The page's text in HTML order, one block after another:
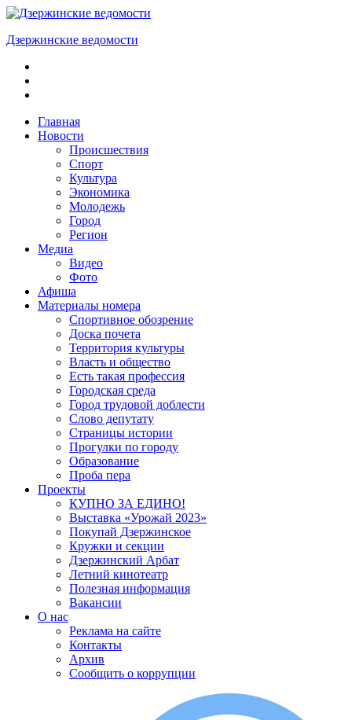
Skip
content
Дзержинские ведомости
ОБЩЕСТВЕННО-
ПОЛИТИЧЕСКАЯ
ГАЗЕТАГлавная
Новости
Происшествия
Спорт
Культура
Экономика
Молодежь
Город
Регион
Медиа
Видео
Фото
Афиша
Материалы номера
Спортивное обозрение
Доска почета
Территория культуры
Власть и общество
Есть такая профессия
Городская среда
Город трудовой доблести
Слово депутату
Страницы истории
Прогулки по городу
Образование
Проба пера
Проекты
КУПНО ЗА ЕДИНО!
Выставка «Урожай 2023»
Покупай Дзержинское
Кружки и секции
Дзержинский Арбат
Летний кинотеатр
Полезная информация
Вакансии
О нас
Реклама на сайте
Контакты
Архив
Сообщить о коррупции